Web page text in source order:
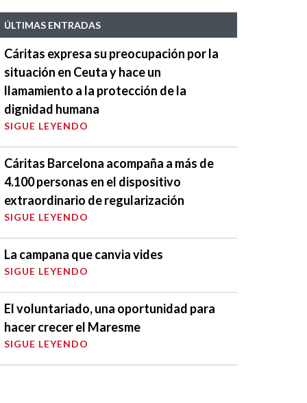
ÚLTIMAS ENTRADAS
Cáritas expresa su preocupación por la
situación en Ceuta y hace un
llamamiento a la protección de la
dignidad humana
SIGUE LEYENDO
Cáritas Barcelona acompaña a más de
4.100 personas en el dispositivo
extraordinario de regularización
SIGUE LEYENDO
La campana que canvia vides
SIGUE LEYENDO
El voluntariado, una oportunidad para
hacer crecer el Maresme
SIGUE LEYENDO